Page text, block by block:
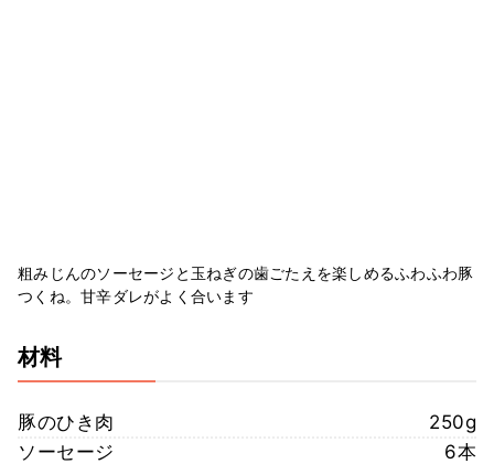
粗みじんのソーセージと玉ねぎの歯ごたえを楽しめるふわふわ豚
つくね。甘辛ダレがよく合います
材料
豚のひき肉
250g
ソーセージ
6本